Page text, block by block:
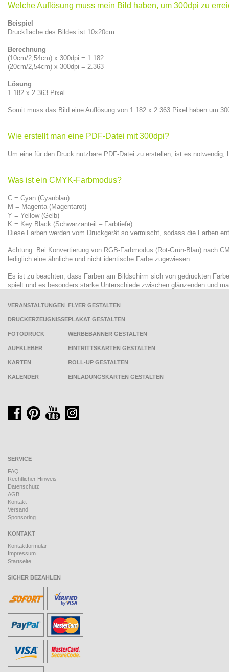
Welche Auflösung muss mein Bild haben, um 300dpi zu
Beispiel
Druckfläche des Bildes ist 10x20cm
Berechnung
(10cm/2,54cm) x 300dpi = 1.182
(20cm/2,54cm) x 300dpi = 2.363
Lösung
1.182 x 2.363 Pixel
Somit muss das Bild eine Auflösung von 1.182 x 2.363 Pixel haben um
Wie erstellt man eine PDF-Datei mit 300dpi?
Um eine für den Druck nutzbare PDF-Datei zu erstellen, ist es
Was ist ein CMYK-Farbmodus?
C = Cyan (Cyanblau)
M = Magenta (Magentarot)
Y = Yellow (Gelb)
K = Key Black (Schwarzanteil – Farbtiefe)
Diese Farben werden vom Druckgerät so vermischt, sodass die Farben
Achtung: Bei Konvertierung von RGB-Farbmodus (Rot-Grün-Blau) nach
lediglich eine ähnliche und nicht identische Farbe zugewiesen.
Es ist zu beachten, dass Farben am Bildschirm sich von gedruckten
spielt und es besonders starke Unterschiede zwischen glänzenden und
VERANSTALTUNGEN
DRUCKERZEUGNISSE
FOTODRUCK
AUFKLEBER
KARTEN
KALENDER
FLYER GESTALTEN
PLAKAT GESTALTEN
WERBEBANNER GESTALTEN
EINTRITTSKARTEN GESTALTEN
ROLL-UP GESTALTEN
EINLADUNGSKARTEN GESTALTEN
SERVICE
FAQ
Rechtlicher Hinweis
Datenschutz
AGB
Kontakt
Versand
Sponsoring
KONTAKT
Kontaktformular
Impressum
Startseite
SICHER BEZAHLEN